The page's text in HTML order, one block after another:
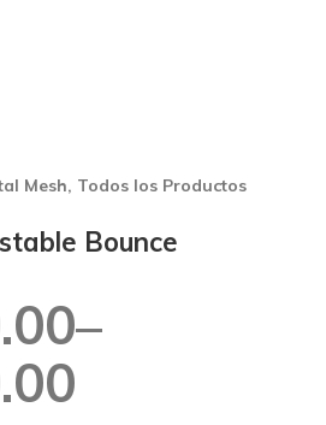
Mesh, Todos los Productos
Bounce
–